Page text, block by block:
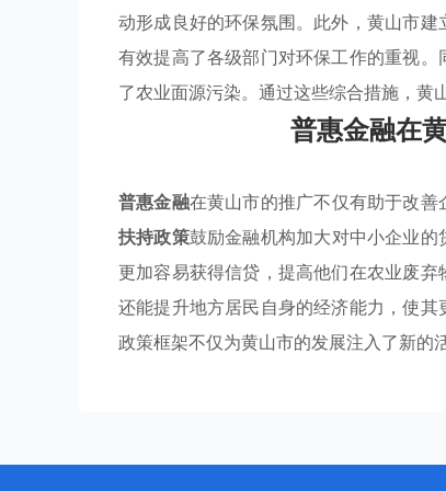
动形成良好的环保氛围。此外，黄山市
有效提高了各级部门对环保工作的重视
了农业面源污染。通过这些综合措施，黄
普惠金融在
普惠金融在黄山市的推广不仅有助于改
扶持政策鼓励金融机构加大对中小企业
更加容易获得信贷，提高他们在农业废
还能提升地方居民自身的经济能力，使
政策框架不仅为黄山市的发展注入了新的